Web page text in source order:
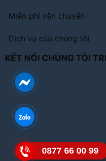
Miễn phí vận chuyển
Dịch vụ của chúng tôi
KẾT NỐI CHÚNG TÔI
0877 66 00 99